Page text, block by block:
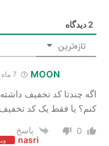
2 دیدگاه
تازه‌ترین
MOON
اگه‌ چندتا کد تخفیف
کنم؟ یا فقط یک کد تخفیف
0
پاسخ
nasri